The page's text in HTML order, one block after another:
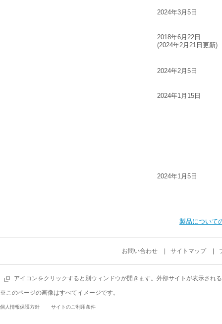
2024年3月5日
2018年6月22日
(2024年2月21日更新)
2024年2月5日
2024年1月15日
2024年1月5日
製品について
お問い合わせ サイトマップ
アイコンをクリックすると別ウィンドウが開きます。外部サイトが表示され
※このページの画像はすべてイメージです。
個人情報保護方針 サイトのご利用条件